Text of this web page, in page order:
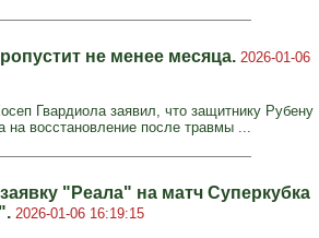
не менее месяца. 2026-01-06
Гвардиола заявил, что защитнику Рубену
на восстановление после травмы ...
"Реала" на матч Суперкубка
2026-01-06 16:19:15